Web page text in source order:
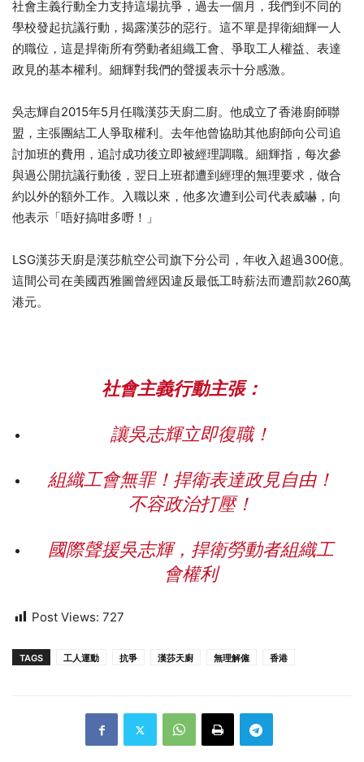
社會主義行動全力支持這場抗爭，過去一個月，我們到不同的
學校發起抗議行動，揭露漢莎的惡行。這不單是捍衛細輝一人
的職位，這是捍衛所有勞動者組織工會、爭取工人權益、表達
政見的基本權利。細輝對我們的聲援表示十分感激。
吳志輝自2015年5月任職漢莎天廚二廚。他成立了香港廚師聯
盟，主張團結工人爭取權利。去年他曾協助其他廚師向公司追
討加班的費用，追討成功後立即被經理調職。細輝指，每次參
與過公開抗議行動後，翌日上班都遭到經理的無理要求，做合
約以外的額外工作。入職以來，他多次遭到公司代表威嚇，向
他表示「唔好搞咁多嘢！」
LSG漢莎天廚是漢莎航空公司旗下分公司，年收入超過300億。
這間公司在美國西雅圖曾經因違反最低工時薪法而遭罰款260萬
港元。
社會主義行動主張：
讓吳志輝立即復職！
組織工會無罪！捍衛表達政見自由！
不容政治打壓！
國際聲援吳志輝，捍衛勞動者組織工
會權利
Post Views: 727
TAGS 工人運動 抗爭 漢莎天廚 無理解僱 香港